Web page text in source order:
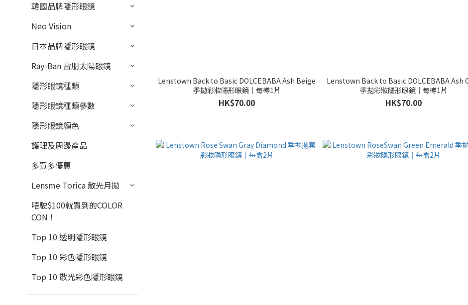
韓國品牌隱形眼鏡
Neo Vision
日本品牌隱形眼鏡
Ray-Ban 雷朋太陽眼鏡
隱形眼鏡種類
隱形眼鏡種類參數
隱形眼鏡顏色
護理及周邊產品
多買多優惠
Lensme Torica 散光月拋
唔駛$100就買到的COLOR
CON !
Top 10 透明隱形眼鏡
Top 10 彩色隱形眼鏡
Top 10 散光彩色隱形眼鏡
Lenstown Back to Basic DOLCEBABA Ash Beige
季拋彩妝隱形眼鏡｜每樽1片
HK$70.00
Lenstown Back to Basic DOLCEBABA Ash
季拋彩妝隱形眼鏡｜每樽1片
HK$70.00